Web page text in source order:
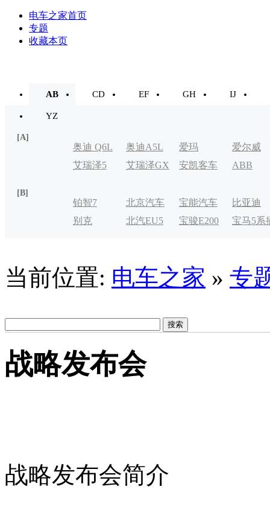
电车之家首页
专题
收藏本页
AB CD EF GH IJ
YZ
[A]
奥迪 Q6L
e-tron
奥迪A5L 爱玛
爱尔威
艾瑞泽5
艾瑞泽GX 安凯客车 ABB
[B]
铂智7 北京汽车
制造厂
宝能汽车
比亚迪
别克
北汽EU5 宝骏E200 宝马5系
当前位置: 电车之家 » 专
战略发布会
战略发布会简介